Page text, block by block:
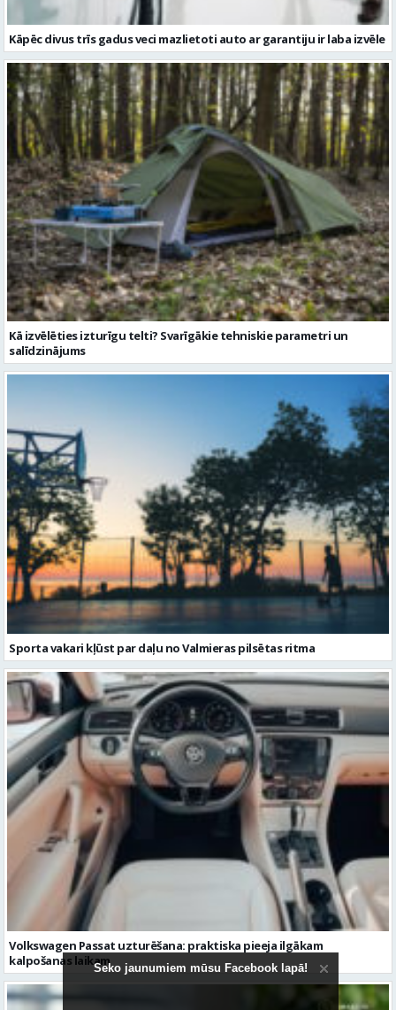
Kā izvēlēties izturīgu telti? Svarīgākie tehniskie parametri un
salīdzinājums
Sporta vakari kļūst par daļu no Valmieras pilsētas ritma
Volkswagen Passat uzturēšana: praktiska pieeja ilgākam
kalpošanas laikam
Seko jaunumiem mūsu Facebook lapā!